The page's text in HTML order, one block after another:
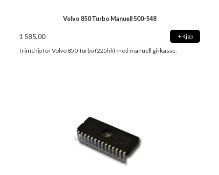
Volvo 850 Turbo Manuell 500-548
1 585,00 Kjøp
Trimchip for Volvo 850 Turbo (225hk) med manuell girkasse.